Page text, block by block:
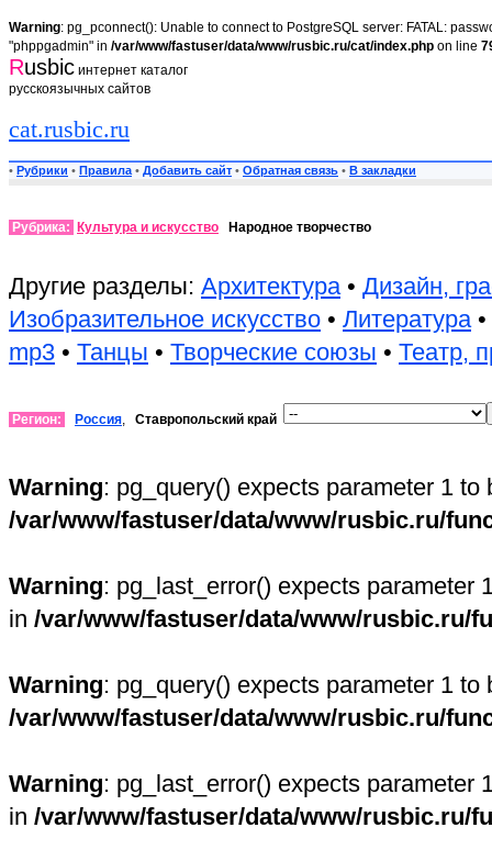
Warning: pg_pconnect(): Unable to connect to PostgreSQL server: FATAL:
"phppgadmin" in /var/www/fastuser/data/www/rusbic.ru/cat/index.php on line
Rusbic интернет каталог
русскоязычных сайтов
cat.rusbic.ru
• Рубрики • Правила • Добавить сайт • Обратная связь • В закладки
Рубрика: Культура и искусство Народное творчество
Другие разделы: Архитектура• Дизайн,
Изобразительное искусство • Литература•
mp3 • Танцы • Творческие союзы • Театр,
Регион: Россия, Ставропольский край
Warning: pg_query() expects parameter 1
/var/www/fastuser/data/www/rusbic.ru/
Warning: pg_last_error() expects parameter
in /var/www/fastuser/data/www/rusbic.ru/
Warning: pg_query() expects parameter 1
/var/www/fastuser/data/www/rusbic.ru/
Warning: pg_last_error() expects parameter
in /var/www/fastuser/data/www/rusbic.ru/